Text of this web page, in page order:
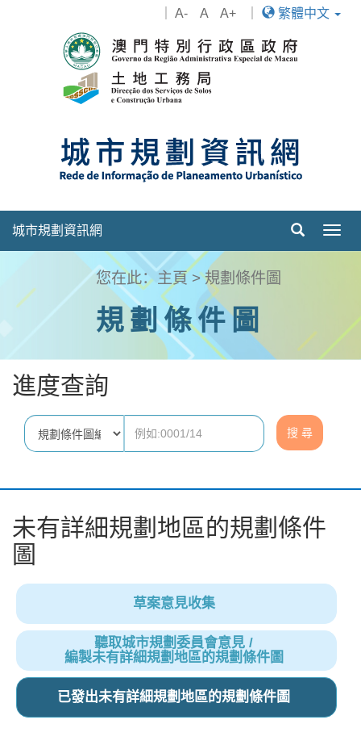
A- A A+ 繁體中文
城市規劃資訊網
您在此： 主頁>規劃條件圖
規劃條件圖
進度查詢
未有詳細規劃地區的規劃條件
圖
草案意見收集
聽取城市規劃委員會意見 /
編製未有詳細規劃地區的規劃條件圖
已發出未有詳細規劃地區的規劃條件圖